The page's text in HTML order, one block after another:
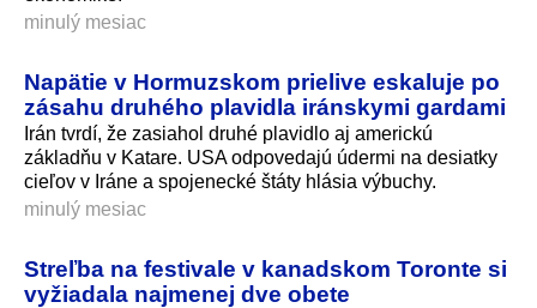
minulý mesiac
Napätie v Hormuzskom prielive eskaluje po
zásahu druhého plavidla iránskymi gardami
Irán tvrdí, že zasiahol druhé plavidlo aj americkú
základňu v Katare. USA odpovedajú údermi na desiatky
cieľov v Iráne a spojenecké štáty hlásia výbuchy.
minulý mesiac
Streľba na festivale v kanadskom Toronte si
vyžiadala najmenej dve obete